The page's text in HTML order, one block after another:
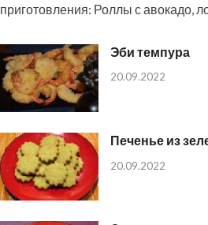
приготовления: Роллы с авокадо,
Эби темпура
20.09.2022
Печенье из
20.09.2022